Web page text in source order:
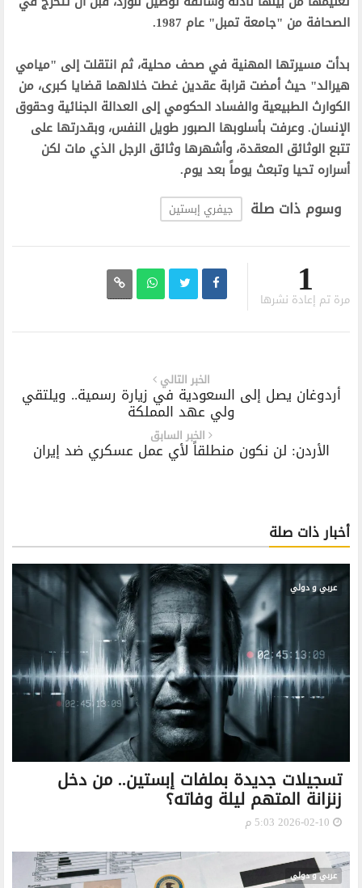
الصحافة من "جامعة تمبل" عام 1987.‬
‫بدأت مسيرتها المهنية في صحف محلية، ثم انتقلت إلى "ميامي
هيرالد" حيث أمضت قرابة عقدين غطت خلالهما قضايا كبرى، من
الكوارث الطبيعية والفساد الحكومي إلى العدالة الجنائية وحقوق
الإنسان. وعرفت بأسلوبها الصبور طويل النفس، وبقدرتها على
تتبع الوثائق المعقدة، وأشهرها وثائق الرجل الذي مات لكن
أسراره تحيا وتبعث يوماً بعد يوم.‬
وسوم ذات صلة جيفري إبستين
1
مرة تم إعادة نشرها
الخبر التالي
أردوغان يصل إلى السعودية في زيارة رسمية.. ويلتقي
ولي عهد المملكة
الخبر السابق
الأردن: لن نكون منطلقاً لأي عمل عسكري ضد إيران
أخبار ذات صلة
عربي و دولي
تسجيلات جديدة بملفات إبستين.. من دخل
زنزانة المتهم ليلة وفاته؟
عربي و دولي